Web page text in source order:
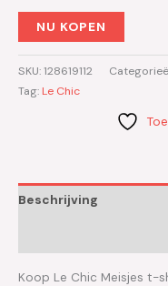
NU KOPEN
SKU:128619112
Tag: Le Chic
Beschrijving
Koop Le Chic Meisjes t-